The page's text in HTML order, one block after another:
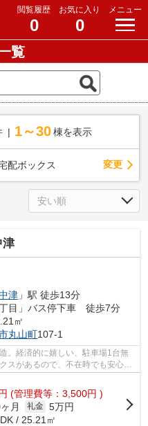
閲覧履歴
0
お気に入り
0
メニュー
覧
1～30 棟を表示
配ボックス 変更
津
津 」駅 徒歩13分
丁目」バス停下車 徒歩7分
㎡
丸山町107-1
。経済的に嬉しい、駐車場1台無
スがあるので、不在時でも安心し
(管理費等：3,500円 )
月 礼金 5万円
/ 25.21㎡